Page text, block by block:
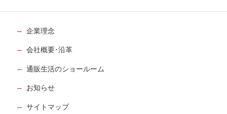
企業理念
会社概要･沿革
通販生活のショールーム
お知らせ
サイトマップ